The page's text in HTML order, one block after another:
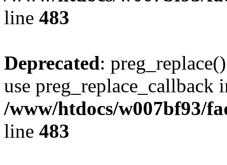
line 483
Deprecated:
use preg_replace_callback
/www/htdocs/w007bf93/
line 483